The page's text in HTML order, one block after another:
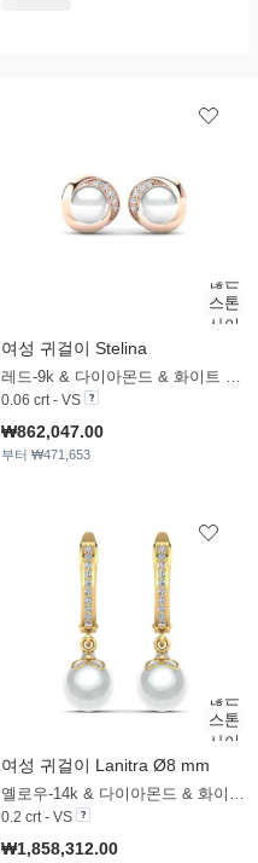
여성 귀걸이 Stelina
레드-9k & 다이아몬드 & 화이트 진주
0.06 crt - VS
₩862,047.00
부터 ₩471,653
여성 귀걸이 Lanitra Ø8 mm
옐로우-14k & 다이아몬드 & 화이트 진주
0.2 crt - VS
₩1,858,312.00